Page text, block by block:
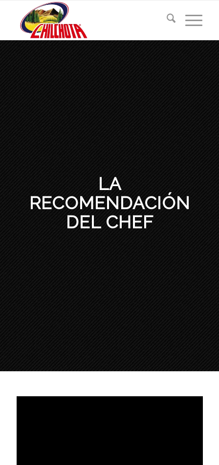
LA
RECOMENDACIÓN
DEL CHEF